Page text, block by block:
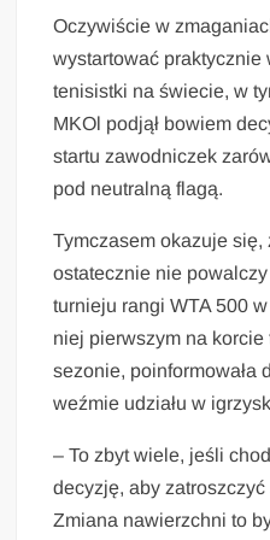
Oczywiście w
wystartować praktycznie
tenisistki na świecie, w
MKOl podjął bowiem
startu zawodniczek
pod neutralną flagą.
Tymczasem okazuje się,
ostatecznie nie
turnieju rangi WTA 500
niej pierwszym na korcie
sezonie, poinformowała
weźmie udziału w
– To zbyt wiele, jeśli
decyzję, aby
Zmiana nawierzchni to